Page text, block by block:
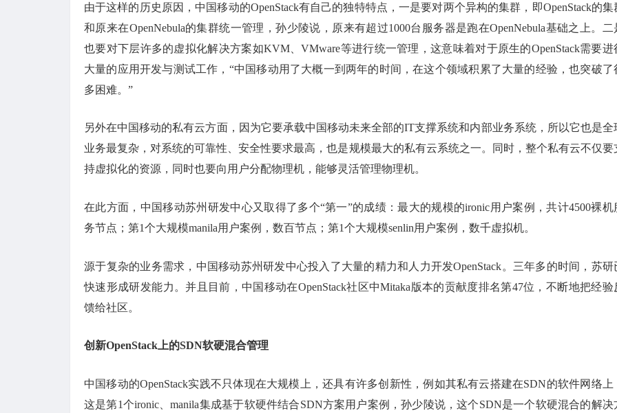
由于这样的历史原因，中国移动的OpenStack有自己的独特特点，一是要对两个异构的集群，即OpenStack的集
和原来在OpenNebula的集群统一管理，孙少陵说，原来有超过1000台服务器是跑在OpenNebula基础之上。二
也要对下层许多的虚拟化解决方案如KVM、VMware等进行统一管理，这意味着对于原生的OpenStack需要进
大量的应用开发与测试工作，“中国移动用了大概一到两年的时间，在这个领域积累了大量的经验，也突破了
多困难。”
另外在中国移动的私有云方面，因为它要承载中国移动未来全部的IT支撑系统和内部业务系统，所以它也是全
业务最复杂，对系统的可靠性、安全性要求最高，也是规模最大的私有云系统之一。同时，整个私有云不仅要
持虚拟化的资源，同时也要向用户分配物理机，能够灵活管理物理机。
在此方面，中国移动苏州研发中心又取得了多个“第一”的成绩：最大的规模的ironic用户案例，共计4500裸机
务节点；第1个大规模manila用户案例，数百节点；第1个大规模senlin用户案例，数千虚拟机。
源于复杂的业务需求，中国移动苏州研发中心投入了大量的精力和人力开发OpenStack。三年多的时间，苏研
快速形成研发能力。并且目前，中国移动在OpenStack社区中Mitaka版本的贡献度排名第47位，不断地把经验
馈给社区。
创新OpenStack上的SDN软硬混合管理
中国移动的OpenStack实践不只体现在大规模上，还具有许多创新性，例如其私有云搭建在SDN的软件网络上
这是第1个ironic、manila集成基于软硬件结合SDN方案用户案例，孙少陵说，这个SDN是一个软硬混合的解决